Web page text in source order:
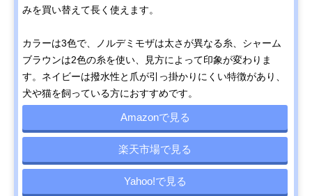
みを買い替えて長く使えます。
カラーは3色で、ノルデミモザは太さが異なる糸、シャーム
ブラウンは2色の糸を使い、見方によって印象が変わりま
す。ネイビーは撥水性と爪が引っ掛かりにくい特徴があり、
犬や猫を飼っている方におすすめです。
Amazonで見る
楽天市場で見る
Yahoo!で見る